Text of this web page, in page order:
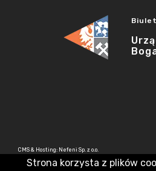
CMS & Hosting: Nefeni Sp. z o.o.
Strona korzysta z plików